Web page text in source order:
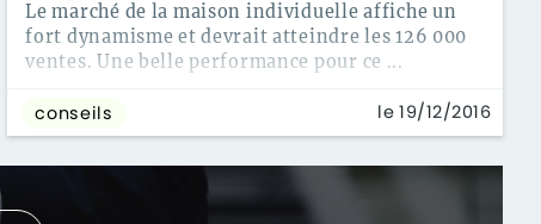
Le marché de la maison individuelle affiche un
fort dynamisme et devrait atteindre les 126 000
ventes. Une belle performance pour ce ...
conseils le 19/12/2016